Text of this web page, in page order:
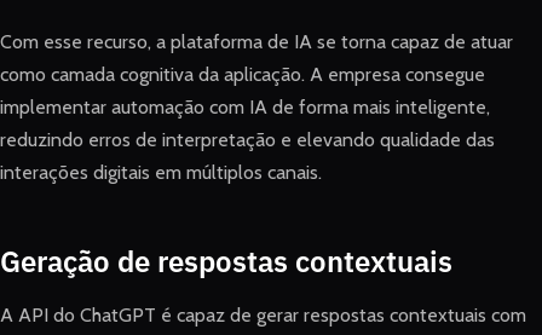
Com esse recurso, a plataforma de IA se torna capaz de atuar
como camada cognitiva da aplicação. A empresa consegue
implementar automação com IA de forma mais inteligente,
reduzindo erros de interpretação e elevando qualidade das
interações digitais em múltiplos canais.
Geração de respostas contextuais
A API do ChatGPT é capaz de gerar respostas contextuais com